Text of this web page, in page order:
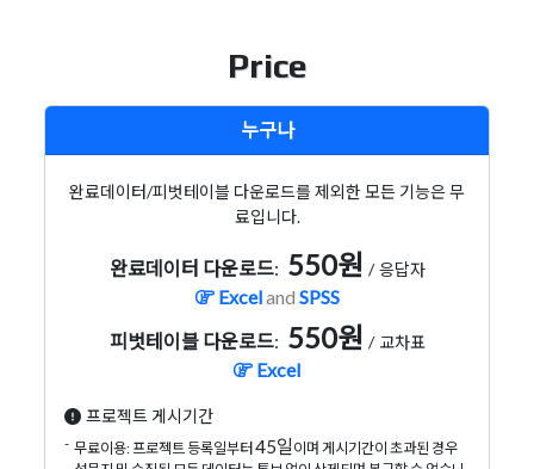
Price
누구나
완료데이터/피벗테이블 다운로드를 제외한 모든 기능은 무
료입니다.
완료데이터 다운로드: 550원 / 응답자
Exceland SPSS
피벗테이블 다운로드: 550원 / 교차표
Excel
프로젝트 게시기간
- 무료이용: 프로젝트 등록일부터 45일 이며 게시기간이 초과된 경우